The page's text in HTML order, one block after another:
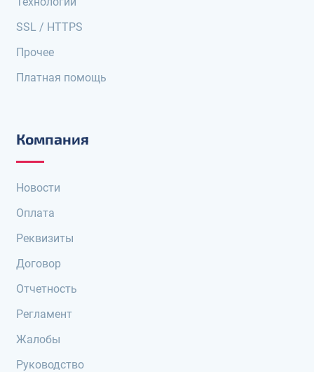
SSL / HTTPS
Прочее
Платная помощь
Компания
Новости
Оплата
Реквизиты
Договор
Отчетность
Регламент
Жалобы
Руководство